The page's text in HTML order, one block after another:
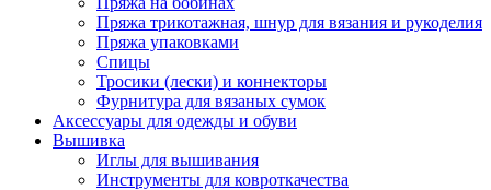
Пряжа трикотажная, шнур для вязания и рукоделия
Пряжа упаковками
Спицы
Тросики (лески) и коннекторы
Фурнитура для вязаных сумок
Аксессуары для одежды и обуви
Вышивка
Иглы для вышивания
Инструменты для ковроткачества